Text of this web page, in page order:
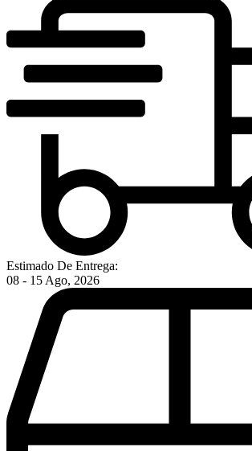
Estimado De Entrega:
08 - 15 Ago, 2026